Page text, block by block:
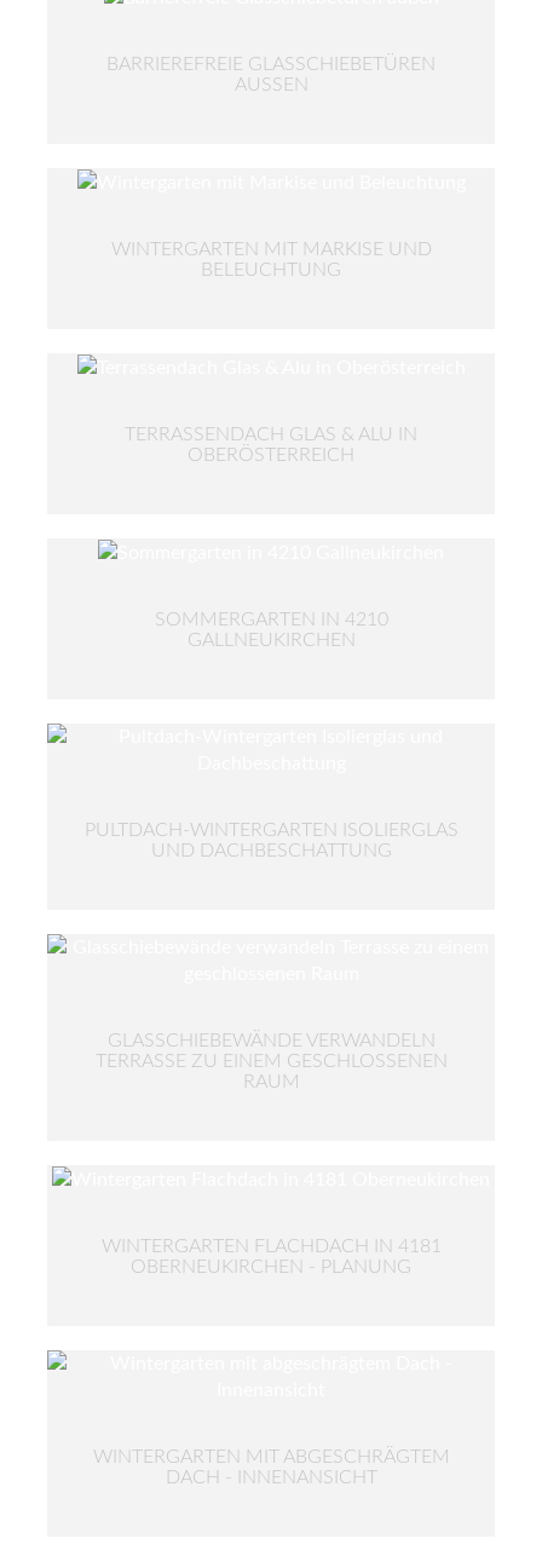
BARRIEREFREIE GLASSCHIEBETÜREN
AUSSEN
WINTERGARTEN MIT MARKISE UND
BELEUCHTUNG
TERRASSENDACH GLAS & ALU IN
OBERÖSTERREICH
SOMMERGARTEN IN 4210
GALLNEUKIRCHEN
PULTDACH-WINTERGARTEN ISOLIERGLAS
UND DACHBESCHATTUNG
GLASSCHIEBEWÄNDE VERWANDELN
TERRASSE ZU EINEM GESCHLOSSENEN
RAUM
WINTERGARTEN FLACHDACH IN 4181
OBERNEUKIRCHEN - PLANUNG
WINTERGARTEN MIT ABGESCHRÄGTEM
DACH - INNENANSICHT